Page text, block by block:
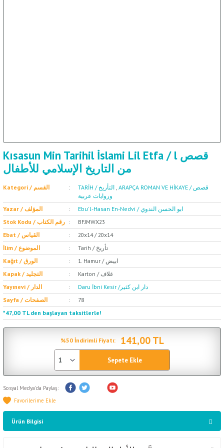
Kısasun Min Tarihil İslami Lil Etfa / l قصص
من التاريخ الإسلامي للأطفال
Kategori / القسم TARİH / التأريخ , ARAPÇA ROMAN VE HİKAYE / قصص
وروايات عربية
Yazar / المؤلف
Ebu'l-Hasan En-Nedvi / ابو الحسن الندوي
Stok Kodu / رقم الكتاب
BFJMWX23
Ebat / القياس
20x14 / 20x14
İlim / الموضوع
Tarih / تأريخ
Kağıt / الورق
1. Hamur / ابيض
Kapak / التجليد
Karton / غلاف
Yayınevi / الدار
Daru İbni Kesir /دار ابن كثير
Sayfa / الصفحات
78
*47,00 TL den başlayan taksitlerle!
%50 İndirimli Fiyatı: 141,00 TL
Sepete Ekle
Sosyal Medya'da Paylaş:
Ürün Bilgisi